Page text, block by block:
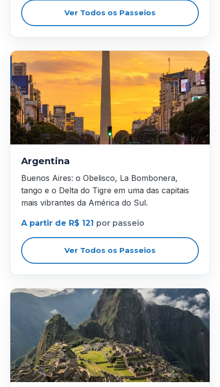
Ver Todos os Passeios
Argentina
Buenos Aires: o Obelisco, La Bombonera,
tango e o Delta do Tigre em uma das capitais
mais vibrantes da América do Sul.
A partir de R$ 121 por passeio
Ver Todos os Passeios